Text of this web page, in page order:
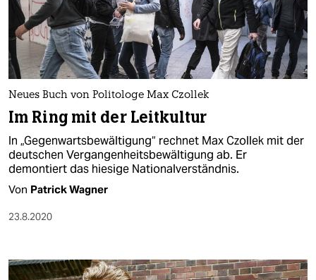
kultur
sport
berlin
nord
wahrheit
verlag
shop
Neues Buch von Politologe Max Czollek
Im Ring mit der Leitkultur
In „Gegenwartsbewältigung“ rechnet Max Czollek mit der
deutschen Vergangenheitsbewältigung ab. Er
demontiert das hiesige Nationalverständnis.
Von Patrick Wagner
23.8.2020